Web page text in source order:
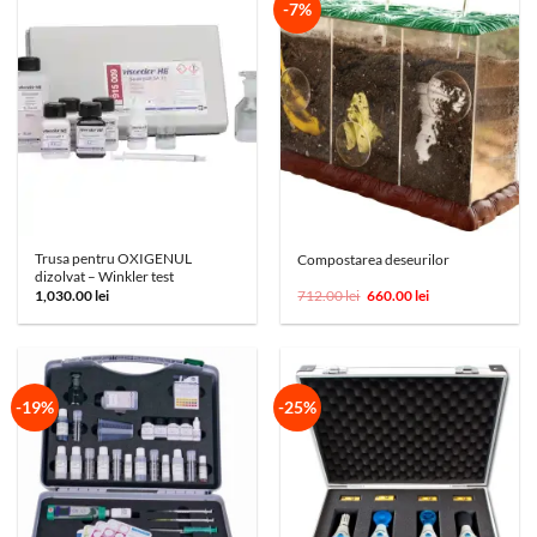
Trusa pentru OXIGENUL
dizolvat – Winkler test
1,030.00lei
-7%
Compostarea deseurilor
712.00lei Prețul
a
660.00leiPrețul
este:
-19% -25%